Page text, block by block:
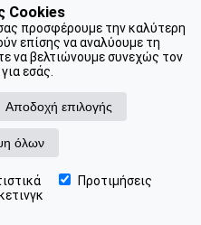
Cookies
προσφέρουμε την καλύτερη
επίσης να αναλύουμε τη
να βελτιώνουμε συνεχώς τον
εσάς.
Αποδοχή επιλογής
όλων
Προτιμήσεις
📞 Ραντεβού